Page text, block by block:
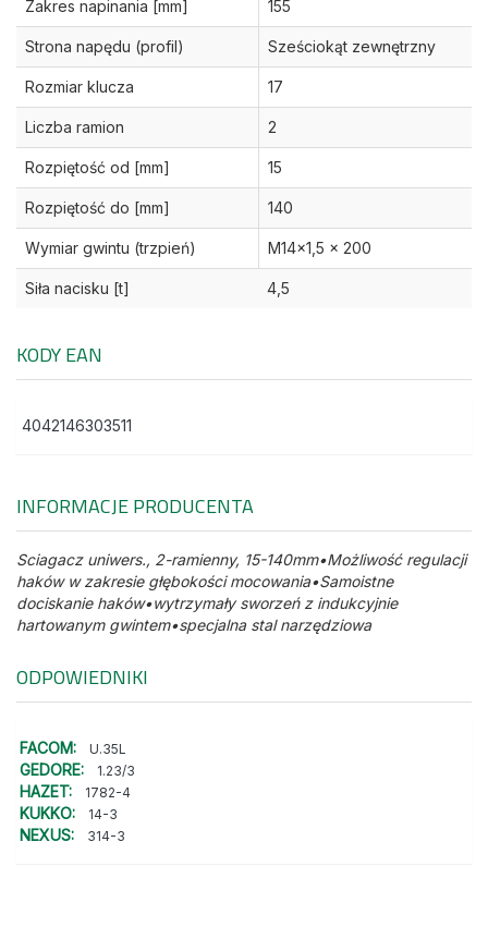
Zakres napinania [mm] 155
Strona napędu (profil) Sześciokąt zewnętrzny
Rozmiar klucza 17
Liczba ramion 2
Rozpiętość od [mm] 15
Rozpiętość do [mm] 140
Wymiar gwintu (trzpień) M14x1,5 x 200
Siła nacisku [t] 4,5
KODY EAN
4042146303511
INFORMACJE PRODUCENTA
Sciagacz uniwers., 2-ramienny, 15-140mm•Możliwość regulacji
haków w zakresie głębokości mocowania•Samoistne
dociskanie haków•wytrzymały sworzeń z indukcyjnie
hartowanym gwintem•specjalna stal narzędziowa
ODPOWIEDNIKI
FACOM: U.35L
GEDORE: 1.23/3
HAZET: 1782-4
KUKKO: 14-3
NEXUS: 314-3